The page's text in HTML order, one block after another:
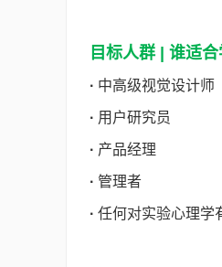
目标人群 | 谁适合
· 中高级视觉设计师
· 用户研究员
· 产品经理
· 管理者
· 任何对实验心理学